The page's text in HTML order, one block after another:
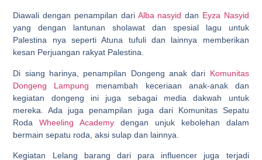
Diawali dengan penampilan dari Alba nasyid dan Eyza Nasyid
yang dengan lantunan sholawat dan spesial lagu untuk
Palestina nya seperti Atuna tufuli dan lainnya memberikan
kesan Perjuangan rakyat Palestina.
Di siang harinya, penampilan Dongeng anak dari Komunitas
Dongeng Lampung menambah keceriaan anak-anak dan
kegiatan dongeng ini juga sebagai media dakwah untuk
mereka. Ada juga penampilan juga dari Komunitas Sepatu
RodaWheeling Academy dengan unjuk kebolehan dalam
bermain sepatu roda, aksi sulap dan lainnya.
Kegiatan Lelang barang dari para influencer juga terjadi